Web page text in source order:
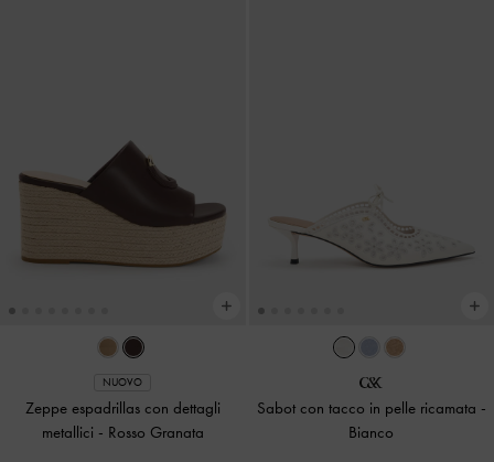
NUOVO
Zeppe espadrillas con dettagli
metallici - Rosso Granata
Sabot con tacco in pelle ricamata -
Bianco